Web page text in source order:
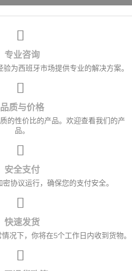
专业咨询
为西班牙市场提供专业的解决方案。
品质与价格
的性价比的产品。欢迎查看我们的产
品。
安全支付
协议运行，确保您的支付安全。
快速发货
况下，你将在5个工作日内收到货物。